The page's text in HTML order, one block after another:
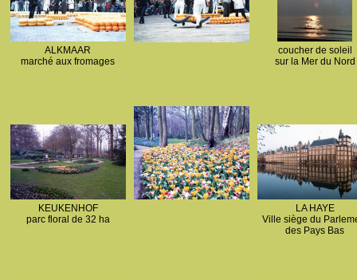
ALKMAAR
marché aux fromages
coucher de soleil
sur la Mer du Nord
KEUKENHOF
parc floral de 32 ha
LA HAYE
Ville siège du
des Pays Bas